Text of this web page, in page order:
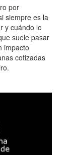
por
siempre es la
y cuándo lo
suele pasar
impacto
cotizadas